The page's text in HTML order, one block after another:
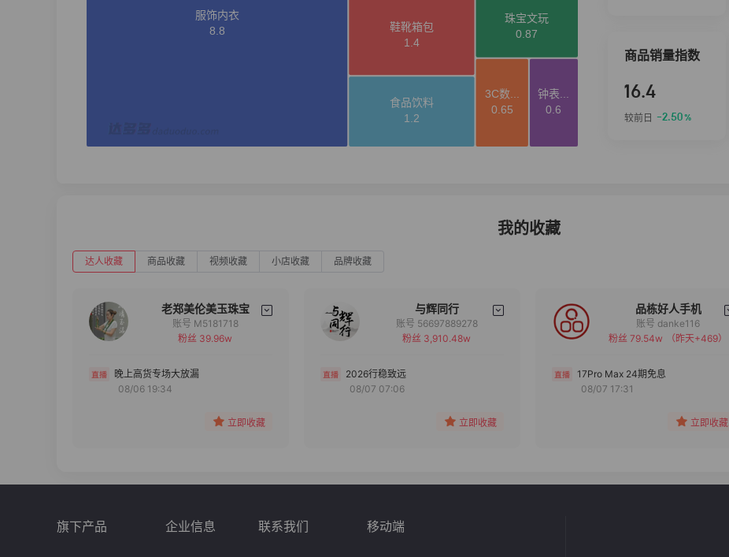
商品销量指数
16.4
较前日 -2.50%
我的收藏
达人收藏 商品收藏 视频收藏 小店收藏 品牌收藏
老郑美伦美玉珠宝
备注
分组
账号 M5181718
粉丝 39.96w
晚上高货专场大放漏
08/06 19:34
立即收藏
与辉同行
备注
账号 56697889278
粉丝 3,910.48w
2026行稳致远
08/07 07:06
立即收藏
品栋好人手机
备注
分组
账号 danke116
粉丝 79.54w
（昨天+469）
17Pro Max 24期免息
08/07 17:31
立即收藏
旗下产品 企业信息 联系我们 移动端